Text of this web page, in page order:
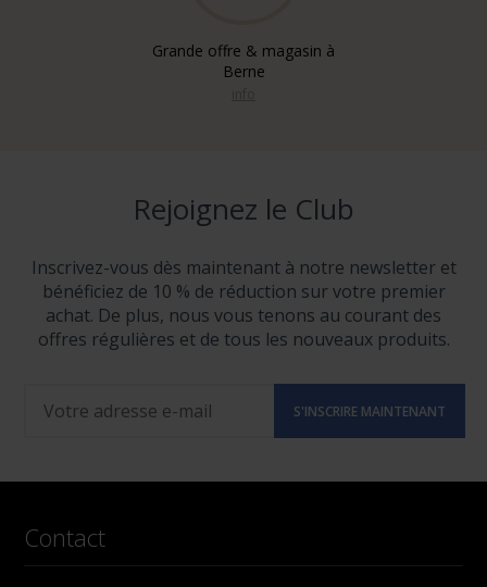
Grande offre & magasin à
Berne
Rejoignez le Club
Inscrivez-vous dès maintenant à notre newsletter et
bénéficiez de 10 % de réduction sur votre premier
achat. De plus, nous vous tenons au courant des
offres régulières et de tous les nouveaux produits.
Contact